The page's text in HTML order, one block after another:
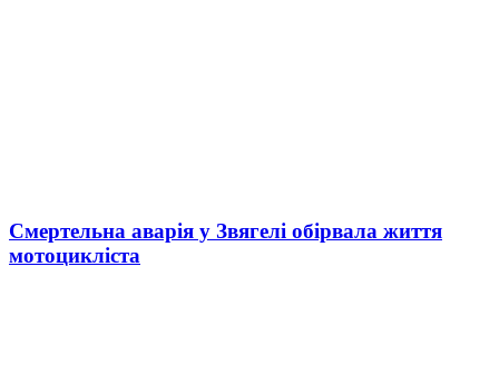
Смертельна аварія у Звягелі обірвала життя
мотоцикліста